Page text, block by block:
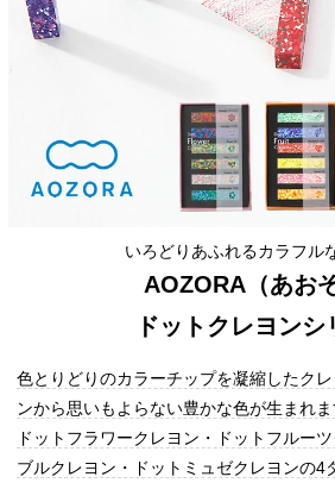
いろどりあふれるカラフル
AOZORA（あお
ドットクレヨンシ
色とりどりのカラーチップを凝縮したク
ンから思いもよらない豊かな色が生まれま
ドットフラワークレヨン・ドットフルー
ブルクレヨン・ドットミュゼクレヨンの4